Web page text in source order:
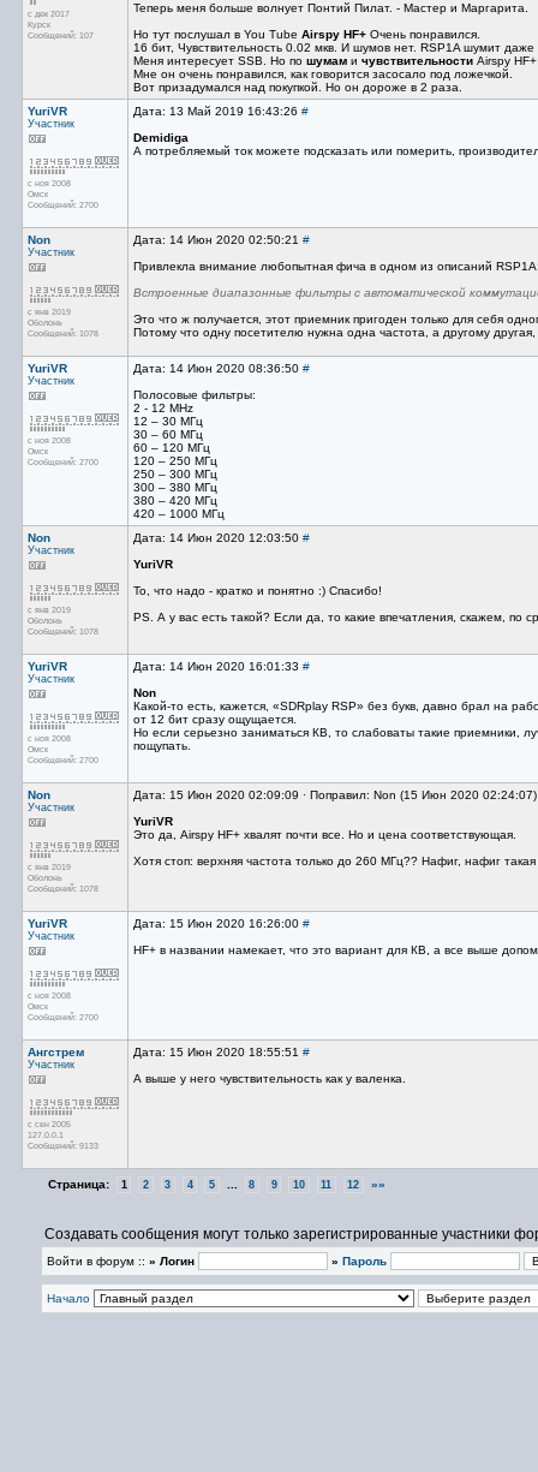
с дек 2017
Курск
Сообщений: 107
Теперь меня больше волнует Понтий Пилат. - Мастер и Маргарита.
Но тут послушал в You Tube Airspy HF+Очень понравился.
16 бит, Чувствительность 0.02 мкв. И шумов нет. RSP1A шумит
Меня интересует SSB. Но по шумам и чувствительности Airspy
Мне он очень понравился, как говорится засосало под ложечкой.
Вот призадумался над покупкой. Но он дороже в 2 раза.
YuriVR
Участник
с ноя 2008
Омск
Сообщений: 2700
Дата: 13 Май 2019 16:43:26 #
Demidiga
А потребляемый ток можете подсказать или померить,
Non
Участник
с янв 2019
Оболонь
Сообщений: 1078
Дата: 14 Июн 2020 02:50:21 #
Привлекла внимание любопытная фича в одном из описаний
Встроенные диапазонные фильтры с автоматической
Это что ж получается, этот приемник пригоден только для себя
Потому что одну посетителю нужна одна частота, а другому
YuriVR
Участник
с ноя 2008
Омск
Сообщений: 2700
Дата: 14 Июн 2020 08:36:50 #
Полосовые фильтры:
2 - 12 MHz
12 – 30 МГц
30 – 60 МГц
60 – 120 МГц
120 – 250 МГц
250 – 300 МГц
300 – 380 МГц
380 – 420 МГц
420 – 1000 МГц
Non
Участник
с янв 2019
Оболонь
Сообщений: 1078
Дата: 14 Июн 2020 12:03:50 #
YuriVR
То, что надо - кратко и понятно :) Спасибо!
PS. А у вас есть такой? Если да, то какие впечатления, скажем, по
YuriVR
Участник
с ноя 2008
Омск
Сообщений: 2700
Дата: 14 Июн 2020 16:01:33 #
Non
Какой-то есть, кажется, «SDRplay RSP» без букв, давно брал на
от 12 бит сразу ощущается.
Но если серьезно заниматься КВ, то слабоваты такие приемники,
пощупать.
Non
Участник
с янв 2019
Оболонь
Сообщений: 1078
Дата: 15 Июн 2020 02:09:09 · Поправил: Non (15 Июн 2020
YuriVR
Это да, Airspy HF+ хвалят почти все. Но и цена соответствующая.
Хотя стоп: верхняя частота только до 260 МГц?? Нафиг, нафиг такая
YuriVR
Участник
с ноя 2008
Омск
Сообщений: 2700
Дата: 15 Июн 2020 16:26:00 #
HF+ в названии намекает, что это вариант для КВ, а все выше допом
Ангстрем
Участник
с сен 2005
127.0.0.1
Сообщений: 9133
Дата: 15 Июн 2020 18:55:51 #
А выше у него чувствительность как у валенка.
Страница: 1 2 3 4 5 8 9 10 11 12 »»
Создавать сообщения могут только зарегистрированные участники
Войти в форум :: » Логин » Пароль
Начало